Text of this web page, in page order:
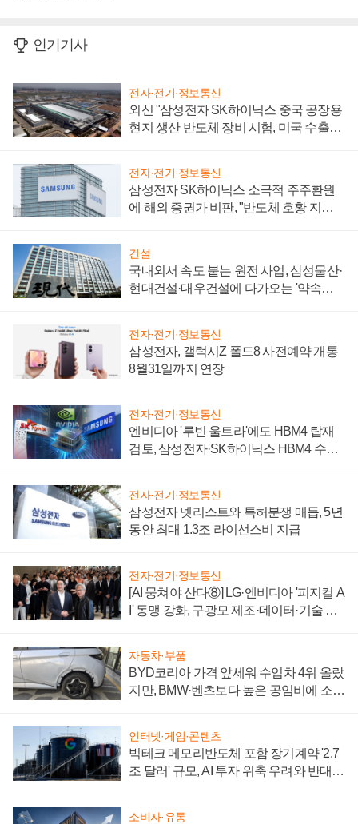
인기기사
전자·전기·정보통신
외신 "삼성전자 SK하이닉스 중국 공장용
현지 생산 반도체 장비 시험, 미국 수출통
전자·전기·정보통신
삼성전자 SK하이닉스 소극적 주주환원
에 해외 증권가 비판, "반도체 호황 지속
건설
국내외서 속도 붙는 원전 사업, 삼성물산·
현대건설·대우건설에 다가오는 '약속의
전자·전기·정보통신
삼성전자, 갤럭시Z 폴드8 사전예약 개통
8월31일까지 연장
전자·전기·정보통신
엔비디아 '루빈 울트라'에도 HBM4 탑재
검토, 삼성전자·SK하이닉스 HBM4 수율
전자·전기·정보통신
삼성전자 넷리스트와 특허분쟁 매듭, 5년
동안 최대 1.3조 라이선스비 지급
전자·전기·정보통신
[AI 뭉쳐야 산다⑧] LG·엔비디아 '피지컬 A
I' 동맹 강화, 구광모 제조·데이터·기술 결
자동차·부품
BYD코리아 가격 앞세워 수입차 4위 올랐
지만, BMW·벤츠보다 높은 공임비에 소비
인터넷·게임·콘텐츠
빅테크 메모리반도체 포함 장기계약 '2.7
조 달러' 규모, AI 투자 위축 우려와 반대
소비자·유통